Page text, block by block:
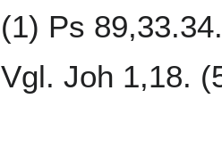
(1) Ps
Vgl. Joh 1,18.